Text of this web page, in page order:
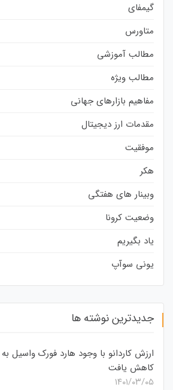
گیمفای
متاورس
مطالب آموزشی
مطالب ویژه
مفاهیم بازارهای جهانی
مقدمات ارز دیجیتال
موفقیت
هکر
وبینار های هفتگی
وضعیت کرونا
یاد بگیریم
یونی سوآپ
جدیدترین نوشته ها
کاهش یافت
۱۴۰۱/۰۳/۰۵